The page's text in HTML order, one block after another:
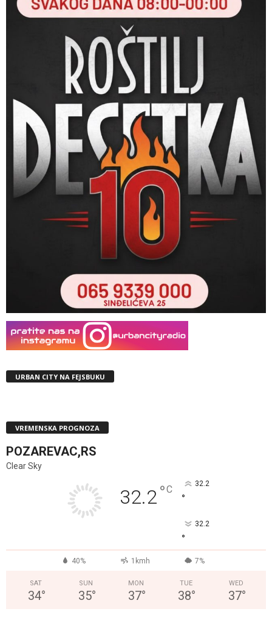
URBAN CITY NA FEJSBUKU
VREMENSKA PROGNOZA
POZAREVAC,RS
Clear Sky
32.2°C 32.2
°
32.2
°
40% 1kmh 7%
SAT
34°
SUN
35°
MON
37°
TUE
38°
WED
37°